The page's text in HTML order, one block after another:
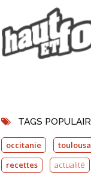
TAGS
occitanie
recettes
actualité